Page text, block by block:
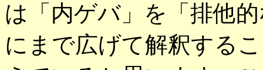
は「内ゲバ」を「排他
にまで広げて解釈する